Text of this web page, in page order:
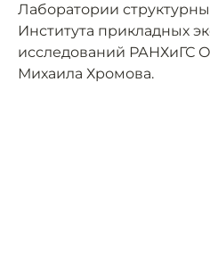
Лаборатории
Института прикладных
исследований РАНХиГС
Михаила Хромова.